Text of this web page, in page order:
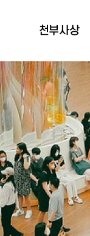
천부사상
천부사상 소개
천부경 소개
천부경 역사
태극기와 천부경
천부경 세계화
천부경 목표